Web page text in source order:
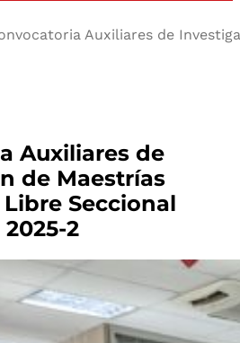
Auxiliares de
Auxiliares de
de Maestrías
Seccional
2